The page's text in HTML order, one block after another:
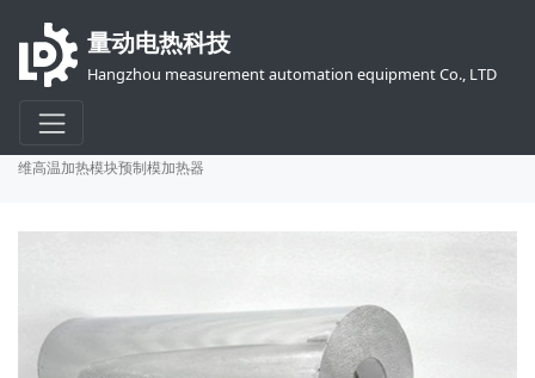
量动电热科技
Hangzhou measurement automation equipment Co., LTD
维高温加热模块预制模加热器